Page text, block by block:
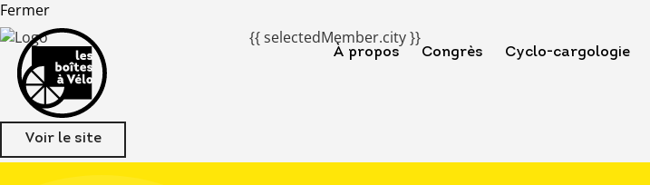
À propos Congrès Cyclo-cargologie
Fermer
{{ selectedMember.city }}
Voir le site